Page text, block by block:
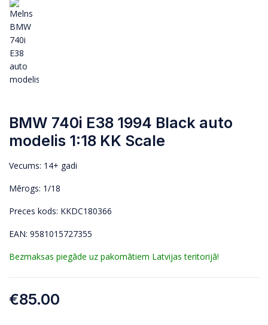
BMW 740i E38 1994 Black auto
modelis 1:18 KK Scale
Vecums: 14+ gadi
Mērogs: 1/18
Preces kods: KKDC180366
EAN: 9581015727355
Bezmaksas piegāde uz pakomātiem Latvijas teritorijā!
€85.00